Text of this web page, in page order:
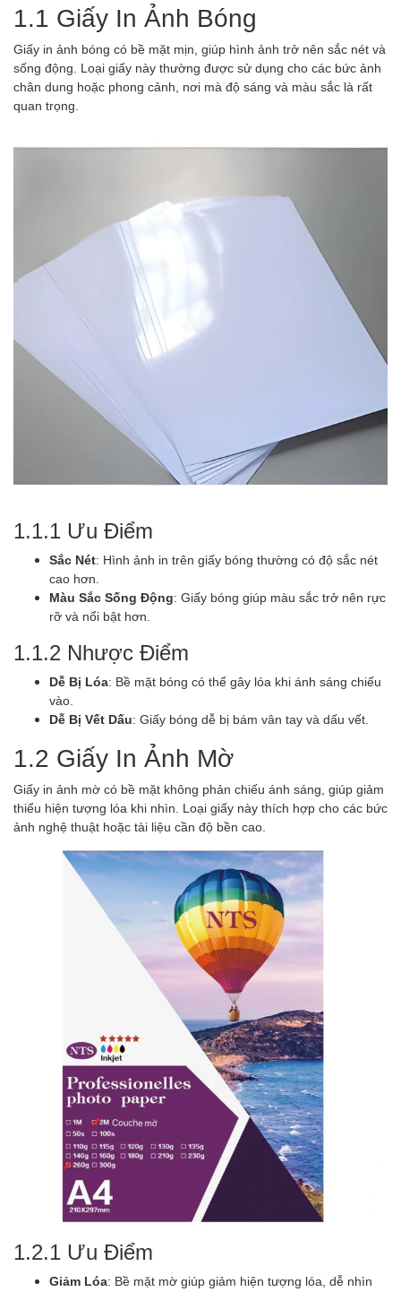
1.1 Giấy In Ảnh Bóng
Giấy in ảnh bóng có bề mặt mịn, giúp hình ảnh trở nên sắc nét và
sống động. Loại giấy này thường được sử dụng cho các bức ảnh
chân dung hoặc phong cảnh, nơi mà độ sáng và màu sắc là rất
quan trọng.
1.1.1 Ưu Điểm
Sắc Nét: Hình ảnh in trên giấy bóng thường có độ sắc nét
cao hơn.
Màu Sắc Sống Động: Giấy bóng giúp màu sắc trở nên rực
rỡ và nổi bật hơn.
1.1.2 Nhược Điểm
Dễ Bị Lóa: Bề mặt bóng có thể gây lóa khi ánh sáng chiếu
vào.
Dễ Bị Vết Dấu: Giấy bóng dễ bị bám vân tay và dấu vết.
1.2 Giấy In Ảnh Mờ
Giấy in ảnh mờ có bề mặt không phản chiếu ánh sáng, giúp giảm
thiểu hiện tượng lóa khi nhìn. Loại giấy này thích hợp cho các bức
ảnh nghệ thuật hoặc tài liệu cần độ bền cao.
1.2.1 Ưu Điểm
Giảm Lóa: Bề mặt mờ giúp giảm hiện tượng lóa, dễ nhìn